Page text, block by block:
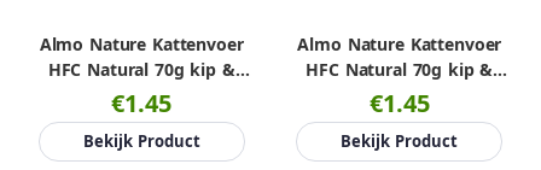
Almo Nature Kattenvoer
HFC Natural 70g kip &
garnalen
€1.45
Bekijk Product
Almo Nature Kattenvoer
HFC Natural 70g kip &
kaas
€1.45
Bekijk Product